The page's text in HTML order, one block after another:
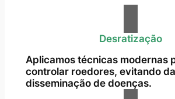
Desratização
Aplicamos técnicas modernas
controlar roedores, evitando
disseminação de doenças.